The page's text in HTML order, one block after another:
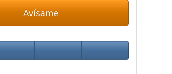
Avísame